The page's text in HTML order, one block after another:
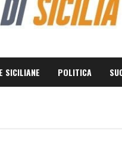
SICILIANE POLITICA